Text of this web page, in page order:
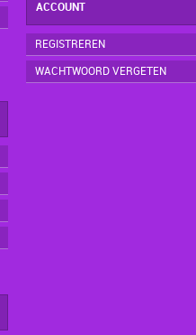
ACCOUNT
REGISTREREN
WACHTWOORD VERGETEN